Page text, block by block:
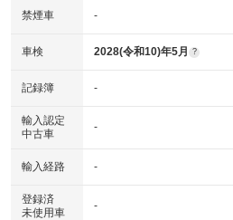
禁煙車 -
車検 2028(令和10)年5月 ?
記録簿 -
輸入認定
中古車
-
輸入経路 -
登録済
未使用車
-